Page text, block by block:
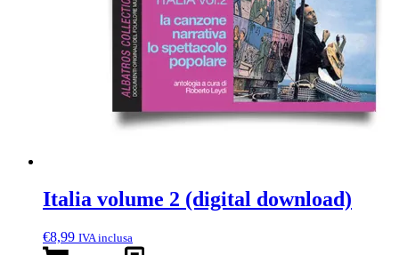
Italia volume 2 (digital download)
€8,99 IVA inclusa